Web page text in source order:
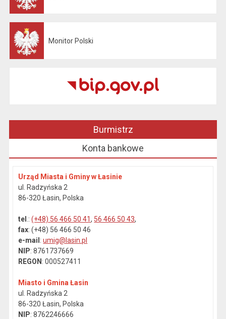
Monitor Polski
Burmistrz
Konta bankowe
Urząd Miasta i Gminy w Łasinie
ul. Radzyńska 2
86-320 Łasin, Polska
tel .:(+48) 56 466 50 41, 56 466 50 43,
fax: (+48) 56 466 50 46
e-mail :umig@lasin.pl
NIP: 8761737669
REGON : 000527411
Miasto i Gmina Łasin
ul. Radzyńska 2
86-320 Łasin, Polska
NIP: 8762246666